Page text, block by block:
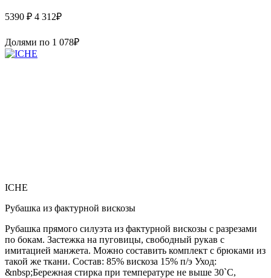
5390 ₽ 4 312₽
Долями по 1 078₽
ICHE
Рубашка из фактурной вискозы
Рубашка прямого силуэта из фактурной вискозы с разрезами
по бокам. Застежка на пуговицы, свободный рукав с
имитацией манжета. Можно составить комплект с брюками из
такой же ткани. Состав: 85% вискоза 15% п/э Уход:
&nbsp;Бережная стирка при температуре не выше 30`C,